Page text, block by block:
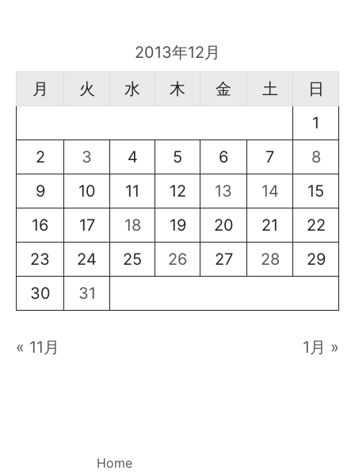
2013年12月
月
火 水 木 金 土
日
1
2
3 4 5 6 7
8
9
10 11 12 13 14
15
16
17 18 19 20 21
22
23
24 25 26 27 28
29
30
31
« 11月 1月 »
Home